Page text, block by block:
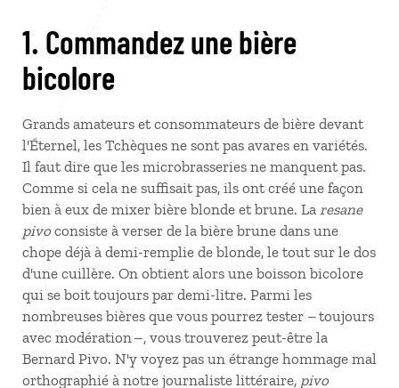
1. Commandez une bière
bicolore
Grands amateurs et consommateurs de bière devant
l'Éternel, les Tchèques ne sont pas avares en variétés.
Il faut dire que les microbrasseries ne manquent pas.
Comme si cela ne suffisait pas, ils ont créé une façon
bien à eux de mixer bière blonde et brune. La resane
pivoconsiste à verser de la bière brune dans une
chope déjà à demi-remplie de blonde, le tout sur le dos
d'une cuillère. On obtient alors une boisson bicolore
qui se boit toujours par demi-litre. Parmi les
nombreuses bières que vous pourrez tester – toujours
avec modération –, vous trouverez peut-être la
Bernard Pivo. N'y voyez pas un étrange hommage mal
orthographié à notre journaliste littéraire, pivo